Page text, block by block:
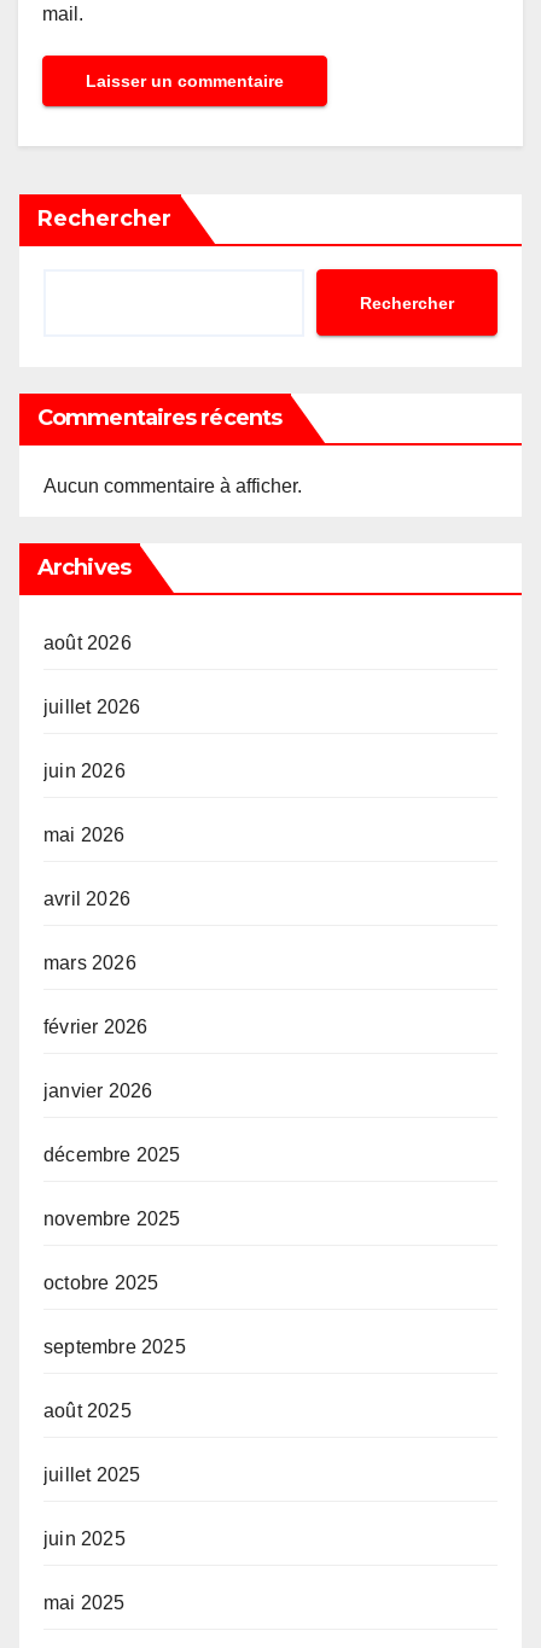
mail.
Rechercher
Rechercher
Commentaires récents
Aucun commentaire à afficher.
Archives
août 2026
juillet 2026
juin 2026
mai 2026
avril 2026
mars 2026
février 2026
janvier 2026
décembre 2025
novembre 2025
octobre 2025
septembre 2025
août 2025
juillet 2025
juin 2025
mai 2025